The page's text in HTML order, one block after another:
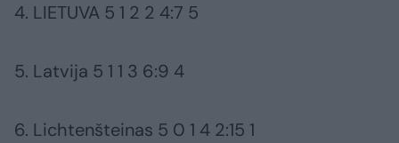
4. LIETUVA 5 1 2 2 4:7 5
5. Latvija 5 1 1 3 6:9 4
6. Lichtenšteinas 5 0 1 4 2:15 1